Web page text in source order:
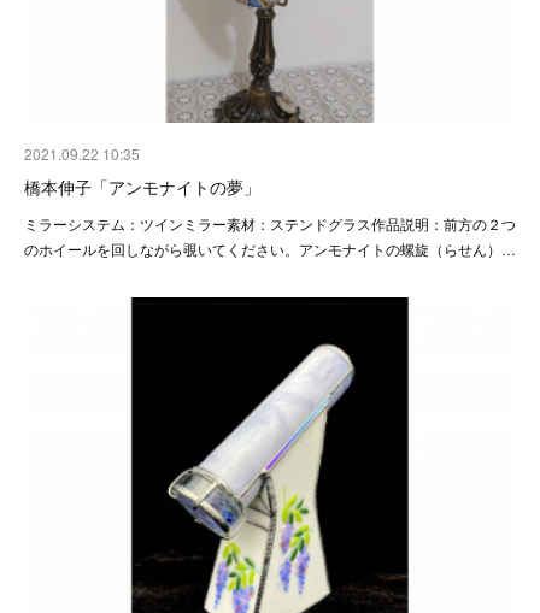
2021.09.22 10:35
橋本伸子「アンモナイトの夢」
ミラーシステム：ツインミラー素材：ステンドグラス作品説明：前方の２つ
のホイールを回しながら覗いてください。アンモナイトの螺旋（らせん）…